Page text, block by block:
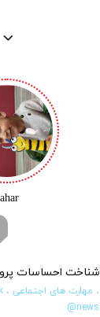
شناخت احساسات
، مهارت های اجتماعی ،
@news